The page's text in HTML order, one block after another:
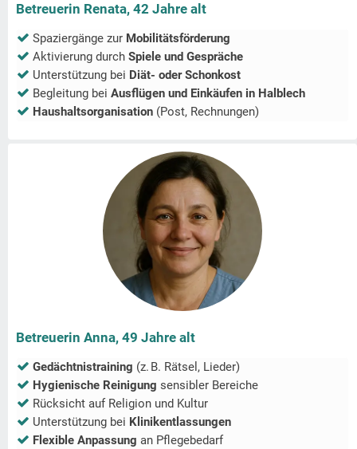
Betreuerin Renata, 42 Jahre alt
Spaziergänge zur Mobilitätsförderung
Aktivierung durch Spiele und Gespräche
Unterstützung bei Diät- oder Schonkost
Begleitung bei Ausflügen und Einkäufen in Halblech
Haushaltsorganisation (Post, Rechnungen)
Betreuerin Anna, 49 Jahre alt
Gedächtnistraining (z. B. Rätsel, Lieder)
Hygienische Reinigung sensibler Bereiche
Rücksicht auf Religion und Kultur
Unterstützung bei Klinikentlassungen
Flexible Anpassung an Pflegebedarf